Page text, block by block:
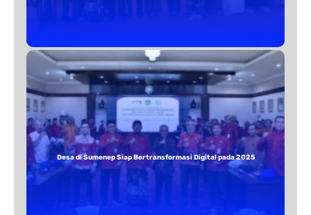
Desa di Sumenep Siap Bertransformasi Digital pada 2025